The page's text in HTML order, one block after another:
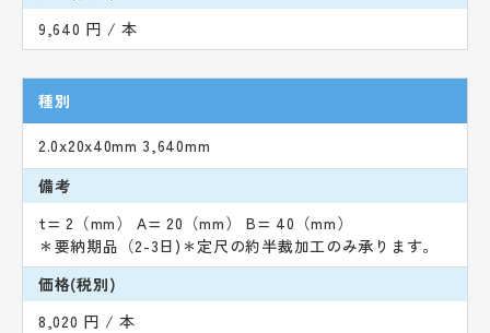
9,640 円 / 本
種別
2.0x20x40mm 3,640mm
備考
t= 2（mm） A= 20（mm） B= 40（mm）
＊要納期品（2-3日)＊定尺の約半裁加工のみ承ります。
価格(税別)
8,020 円 / 本